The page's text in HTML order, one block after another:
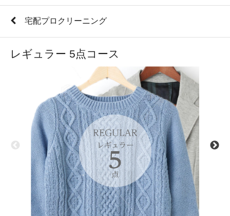
宅配プロクリーニング
レギュラー 5点コース